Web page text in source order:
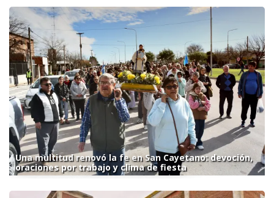
Una multitud renovó la fe en San Cayetano: devoción,
oraciones por trabajo y clima de fiesta